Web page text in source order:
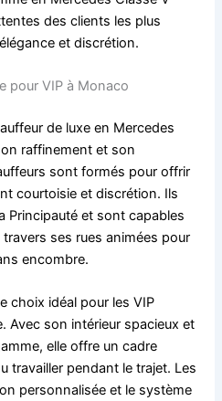
des clients les plus
et discrétion.
pour VIP à Monaco
de luxe en Mercedes
raffinement et son
sont formés pour offrir
courtoisie et discrétion. Ils
Principauté et sont capables
ses rues animées pour
encombre.
choix idéal pour les VIP
Avec son intérieur spacieux et
elle offre un cadre
travailler pendant le trajet. Les
personnalisée et le système